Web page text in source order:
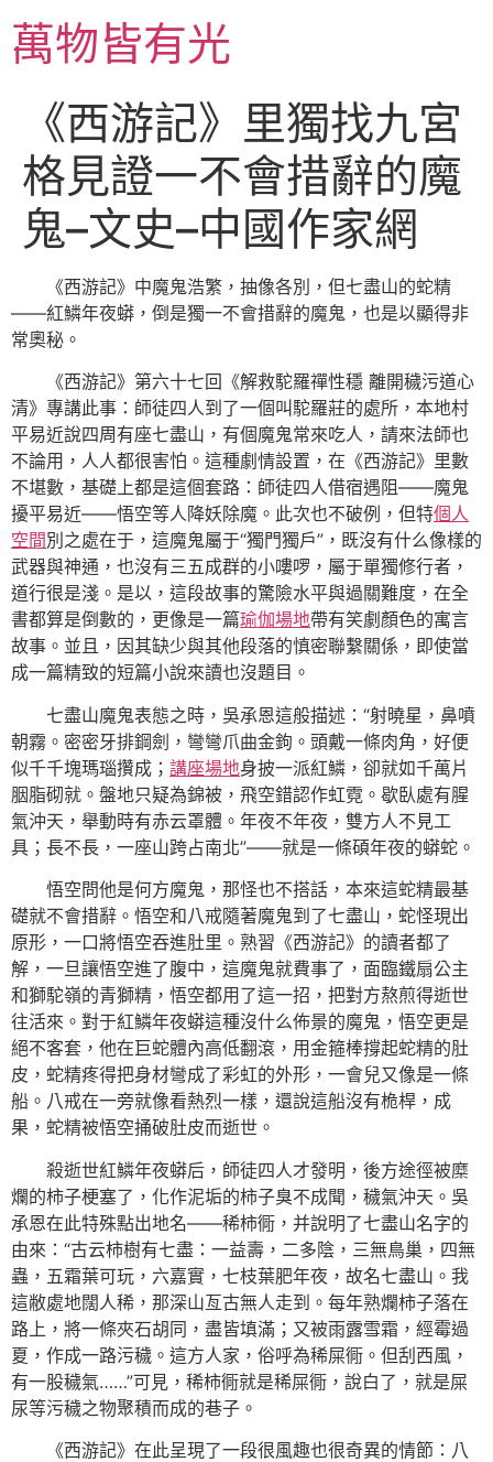
主萬物皆有光
《西游記》里獨找九宮
格見證一不會措辭的魔
鬼–文史–中國作家網
《西游記》中魔鬼浩繁，抽像各別，但七盡山的蛇精
——紅鱗年夜蟒，倒是獨一不會措辭的魔鬼，也是以顯得非
常奧秘。
《西游記》第六十七回《解救駝羅禪性穩 離開穢污道心
清》專講此事：師徒四人到了一個叫駝羅莊的處所，本地村
平易近說四周有座七盡山，有個魔鬼常來吃人，請來法師也
不論用，人人都很害怕。這種劇情設置，在《西游記》里數
不堪數，基礎上都是這個套路：師徒四人借宿遇阻——魔鬼
擾平易近——悟空等人降妖除魔。此次也不破例，但特個人
空間別之處在于，這魔鬼屬于“獨門獨戶”，既沒有什么像樣的
武器與神通，也沒有三五成群的小嘍啰，屬于單獨修行者，
道行很是淺。是以，這段故事的驚險水平與過關難度，在全
書都算是倒數的，更像是一篇瑜伽場地帶有笑劇顏色的寓言
故事。並且，因其缺少與其他段落的慎密聯繫關係，即使當
成一篇精致的短篇小說來讀也沒題目。
七盡山魔鬼表態之時，吳承恩這般描述：“射曉星，鼻噴
朝霧。密密牙排鋼劍，彎彎爪曲金鉤。頭戴一條肉角，好便
似千千塊瑪瑙攢成； 講座場地身披一派紅鱗，卻就如千萬片
胭脂砌就。盤地只疑為錦被，飛空錯認作虹霓。歇臥處有腥
氣沖天，舉動時有赤云罩體。年夜不年夜，雙方人不見工
具；長不長，一座山跨占南北”——就是一條碩年夜的蟒蛇。
悟空問他是何方魔鬼，那怪也不搭話，本來這蛇精最基
礎就不會措辭。悟空和八戒隨著魔鬼到了七盡山，蛇怪現出
原形，一口將悟空吞進肚里。熟習《西游記》的讀者都了
解，一旦讓悟空進了腹中，這魔鬼就費事了，面臨鐵扇公主
和獅駝嶺的青獅精，悟空都用了這一招，把對方熬煎得逝世
往活來。對于紅鱗年夜蟒這種沒什么佈景的魔鬼，悟空更是
絕不客套，他在巨蛇體內高低翻滾，用金箍棒撐起蛇精的肚
皮，蛇精疼得把身材彎成了彩虹的外形，一會兒又像是一條
船。八戒在一旁就像看熱烈一樣，還說這船沒有桅桿，成
果，蛇精被悟空捅破肚皮而逝世。
殺逝世紅鱗年夜蟒后，師徒四人才發明，後方途徑被糜
爛的柿子梗塞了，化作泥垢的柿子臭不成聞，穢氣沖天。吳
承恩在此特殊點出地名——稀柿衕，并說明了七盡山名字的
由來：“古云柿樹有七盡：一益壽，二多陰，三無鳥巢，四無
蟲，五霜葉可玩，六嘉實，七枝葉肥年夜，故名七盡山。我
這敝處地闊人稀，那深山亙古無人走到。每年熟爛柿子落在
路上，將一條夾石胡同，盡皆填滿；又被雨露雪霜，經霉過
夏，作成一路污穢。這方人家，俗呼為稀屎衕。但刮西風，
有一股穢氣……”可見，稀柿衕就是稀屎衕，說白了，就是屎
尿等污穢之物聚積而成的巷子。
《西游記》在此呈現了一段很風趣也很奇異的情節：八